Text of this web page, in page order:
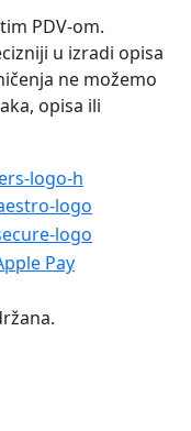
PDV-om.
u izradi opisa
ne možemo
opisa ili